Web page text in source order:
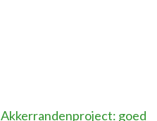
Akkerrandenproject: goed